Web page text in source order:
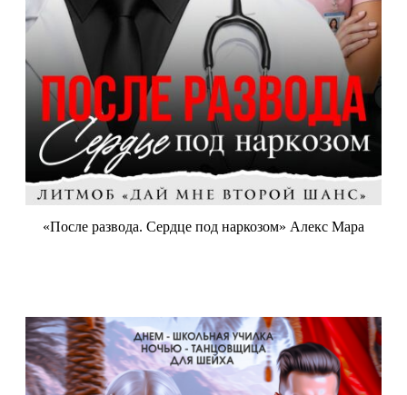
«После развода. Сердце под наркозом» Алекс Мара